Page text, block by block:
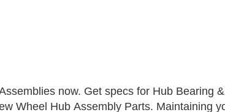
now. Get specs for Hub Bearing
Wheel Hub Assembly Parts. Maintaining